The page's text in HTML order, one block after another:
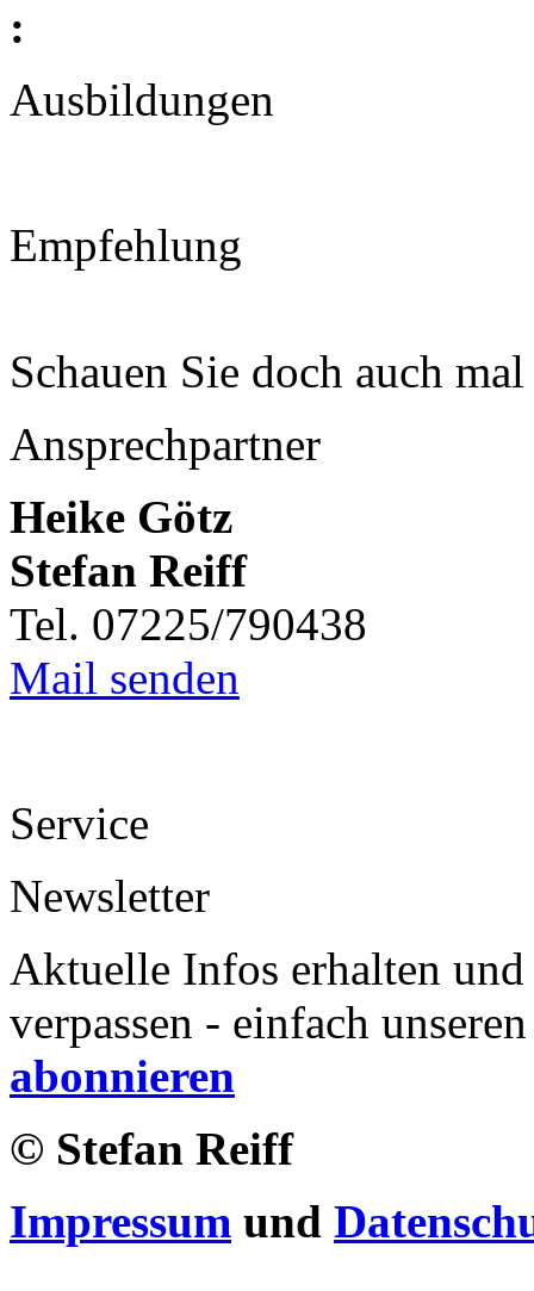
:
Ausbildungen
Empfehlung
Schauen Sie doch auch
Ansprechpartner
Heike Götz
Stefan Reiff
Tel. 07225/790438
Mail senden
Service
Newsletter
Aktuelle Infos erhalten
verpassen - einfach
abonnieren
© Stefan Reiff
Impressum und